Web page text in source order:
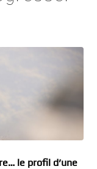
le profil d’une